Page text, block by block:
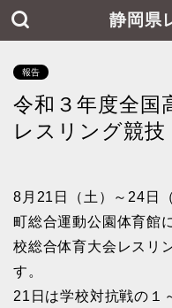
静岡県
報告
令和３年度全国
レスリング競技
8月21日（土）～24日
町総合運動公園体育館
校総合体育大会レスリ
す。
21日は学校対抗戦の１